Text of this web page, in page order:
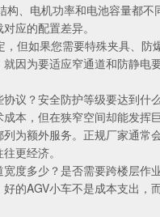
、电机功率和电池容量都不
应的配置差异。
但如果您需要特殊夹具、防
因为要适应窄通道和防静电
议？安全防护等级要达到什
本，但在狭窄空间却能发挥巨
为额外服务。正规厂家通常
更经济。
度多少？是否需要跨楼层作
的AGV小车不是成本支出，